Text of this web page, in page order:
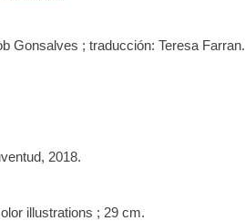
Gonsalves ; traducción: Teresa Farran.
2018.
illustrations ; 29 cm.